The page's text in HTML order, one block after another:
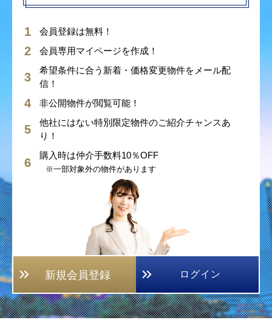
会員登録は無料！
会員専用マイページを作成！
希望条件に合う新着・価格変更物件をメール配
信！
非公開物件が閲覧可能！
他社にはない特別限定物件のご紹介チャンスあ
り！
購入時は仲介手数料10％OFF
※一部対象外の物件があります
新規会員登録 ログイン